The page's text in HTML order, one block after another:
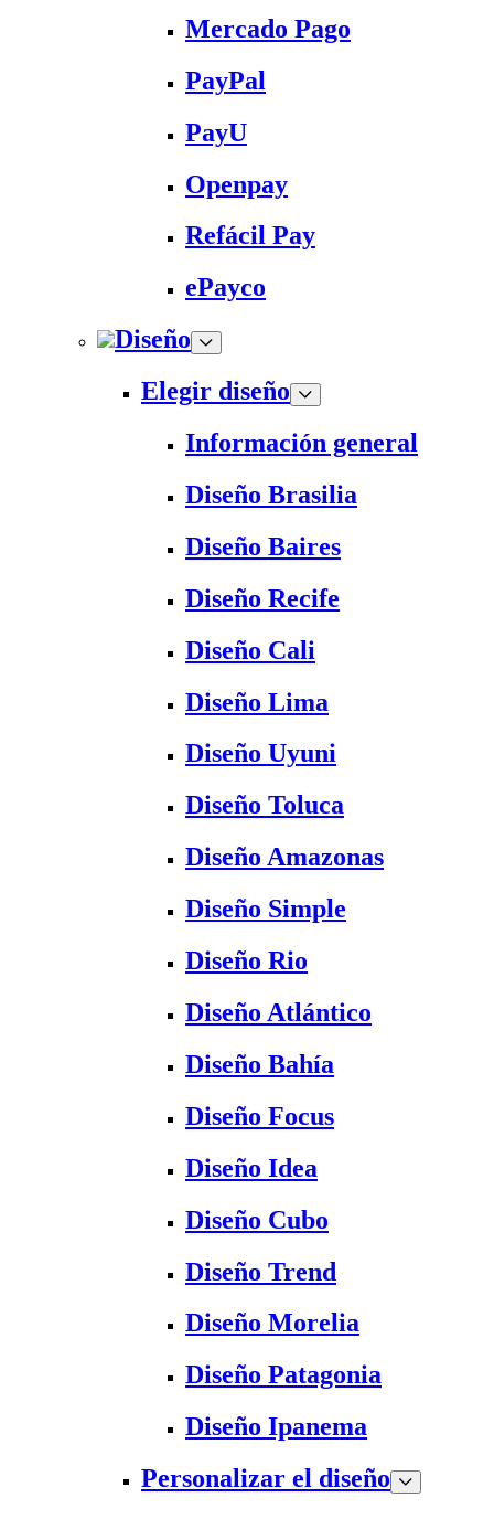
Mercado Pago
PayPal
PayU
Openpay
Refácil Pay
ePayco
Diseño
Elegir diseño
Información general
Diseño Brasilia
Diseño Baires
Diseño Recife
Diseño Cali
Diseño Lima
Diseño Uyuni
Diseño Toluca
Diseño Amazonas
Diseño Simple
Diseño Rio
Diseño Atlántico
Diseño Bahía
Diseño Focus
Diseño Idea
Diseño Cubo
Diseño Trend
Diseño Morelia
Diseño Patagonia
Diseño Ipanema
Personalizar el diseño